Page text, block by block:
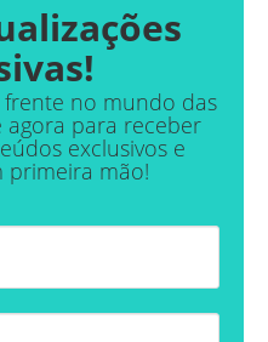
frente no mundo das
agora para receber
exclusivos e
primeira mão!